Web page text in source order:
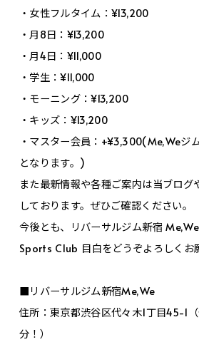
・女性フルタイム：¥13,200
・月8日：¥13,200
・月4日：¥11,000
・学生：¥11,000
・モーニング：¥13,200
・キッズ：¥13,200
・マスター会員：+¥3,300(Me,Weジ
となります。)
また最新情報や各種ご案内は当ブログ
しております。ぜひご確認ください。
今後とも、リバーサルジム新宿
Sports Club 目白をどうぞよろしくお
■リバーサルジム新宿Me,We
住所：東京都渋谷区代々木1丁目45-1
分！）